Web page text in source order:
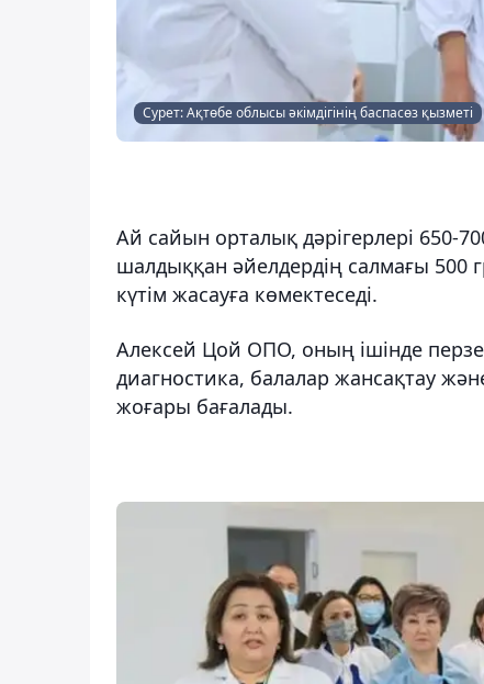
Сурет: Ақтөбе облысы әкімдігінің баспасөз қызметі
Ай сайын орталық дәрігерлері 650-
шалдыққан әйелдердің салмағы 500
күтім жасауға көмектеседі.
Алексей Цой ОПО, оның ішінде
диагностика, балалар жансақтау
жоғары бағалады.